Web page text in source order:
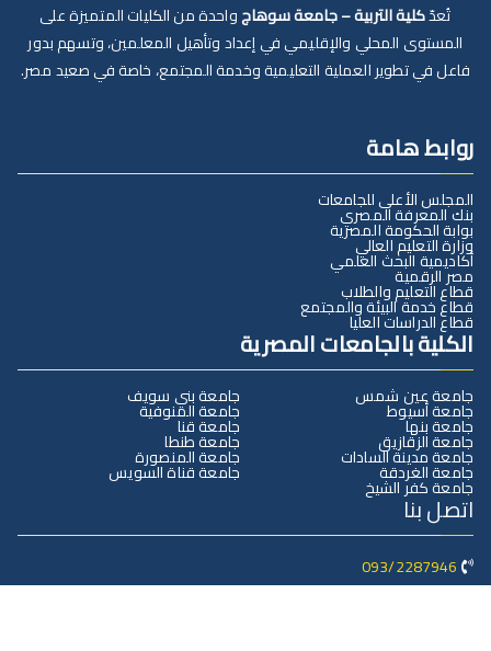
تُعدّكلية التربية – جامعة سوهاجواحدة من الكليات المتميزة على
المستوى المحلي والإقليمي في إعداد وتأهيل المعلمين، وتسهم بدور
فاعل في تطوير العملية التعليمية وخدمة المجتمع، خاصة في صعيد مصر.
روابط هامة
المجلس الأعلى للجامعات
بنك المعرفة المصري
بوابة الحكومة المصرية
وزارة التعليم العالي
أكاديمية البحث العلمي
مصر الرقمية
قطاع التعليم والطلاب
قطاع خدمة البيئة والمجتمع
قطاع الدراسات العليا
الكلية بالجامعات المصرية
جامعة عين شمس
جامعة أسيوط
جامعة بنها
جامعة الزقازيق
جامعة مدينة السادات
جامعة الغردقة
جامعة كفر الشيخ
جامعة بني سويف
جامعة المنوفية
جامعة قنا
جامعة طنطا
جامعة المنصورة
جامعة قناة السويس
اتصل بنا
093/2287946
سوهاج- جامعة سوهاج الجديدة – كلية التربية